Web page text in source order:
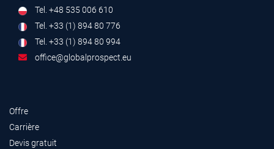
Tel. +48 535 006 610
Tel. +33 (1) 894 80 776
Tel. +33 (1) 894 80 994
office@globalprospect.eu
Offre
Carrière
Devis gratuit